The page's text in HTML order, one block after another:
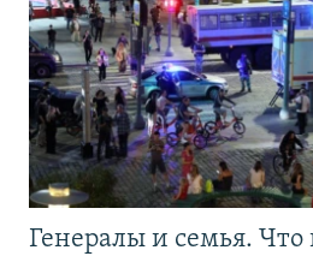
Генералы и семья. Что